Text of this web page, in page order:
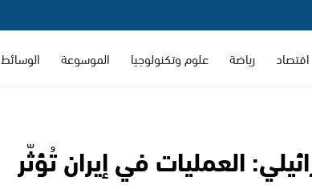
اقتصاد رياضة علوم وتكنولوجيا الموسوعة الوسائط
العمليات في إيران تُؤثّر